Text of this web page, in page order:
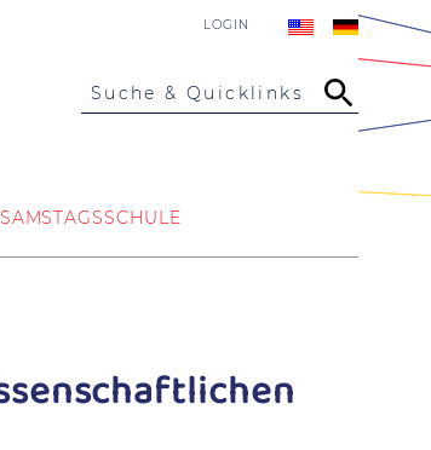
LOGIN
Suche & Quicklinks
SAMSTAGSSCHULE